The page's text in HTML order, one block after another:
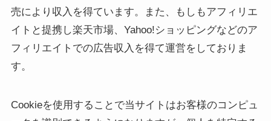
売により収入を得ています。また、もしもアフィリエ
イトと提携し楽天市場、Yahoo!ショッピングなどのア
フィリエイトでの広告収入を得て運営をしておりま
す。
Cookieを使用することで当サイトはお客様のコンピュ